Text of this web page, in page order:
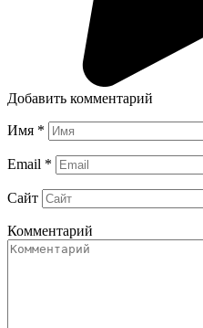
Добавить комментарий
Имя *
Email *
Сайт
Комментарий